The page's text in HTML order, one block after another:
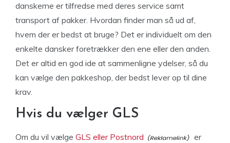
danskerne er tilfredse med deres service samt
transport af pakker. Hvordan finder man så ud af,
hvem der er bedst at bruge? Det er individuelt om den
enkelte dansker foretrækker den ene eller den anden.
Det er altid en god ide at sammenligne ydelser, så du
kan vælge den pakkeshop, der bedst lever op til dine
krav.
Hvis du vælger GLS
Om du vil vælge GLS eller Postnord
er